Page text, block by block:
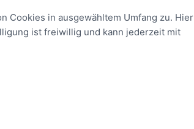
Cookies in ausgewähltem Umfang zu. Hier
ist freiwillig und kann jederzeit mit